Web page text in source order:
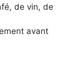
de vin, de
avant